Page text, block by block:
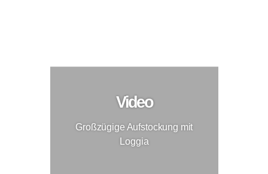
Video
Großzügige Aufstockung mit
Loggia